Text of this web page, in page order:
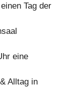
Tag der
eine
Alltag in